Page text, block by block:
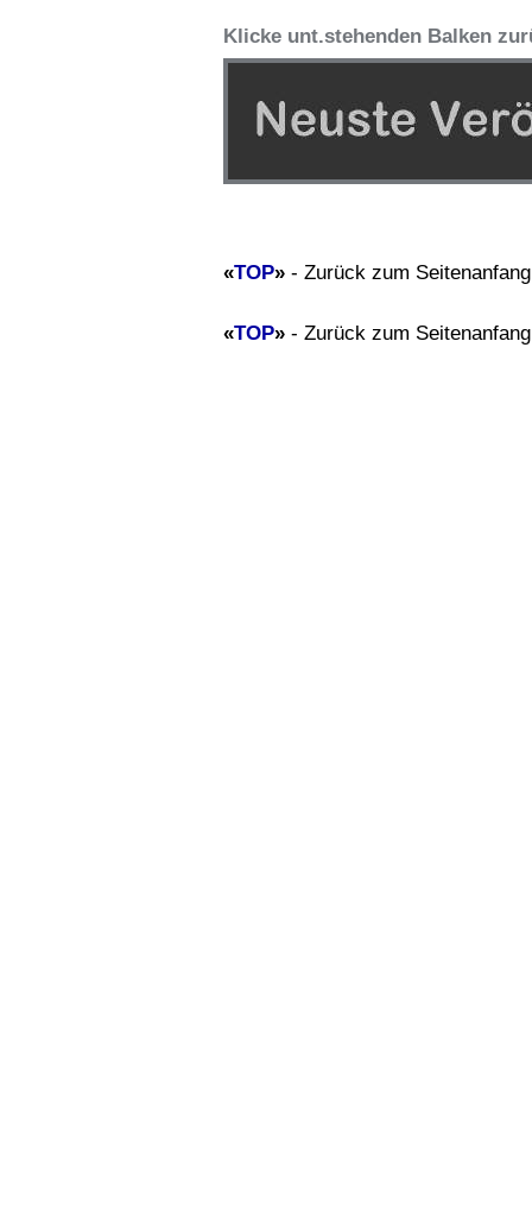
Klicke unt.stehenden Balken
«TOP» - Zurück zum Seitenanfang
«TOP» - Zurück zum Seitenanfang